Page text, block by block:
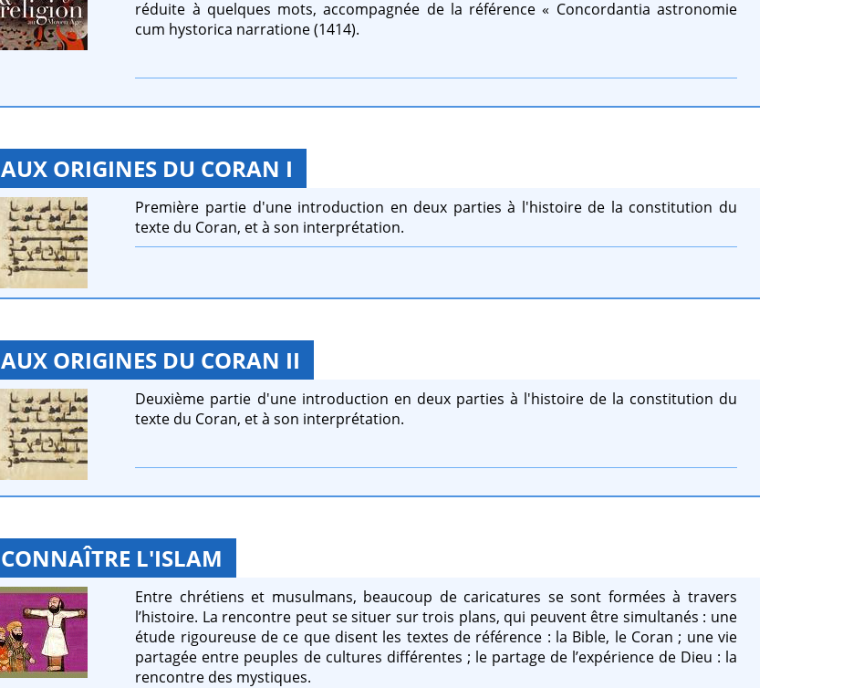
réduite à quelques mots, accompagnée de la référence « Concordantia astronomie
cum hystorica narratione (1414).
AUX ORIGINES DU CORAN I
Première partie d'une introduction en deux parties à l'histoire de la constitution du
texte du Coran, et à son interprétation.
AUX ORIGINES DU CORAN II
Deuxième partie d'une introduction en deux parties à l'histoire de la constitution du
texte du Coran, et à son interprétation.
CONNAÎTRE L'ISLAM
Entre chrétiens et musulmans, beaucoup de caricatures se sont formées à travers
l’histoire. La rencontre peut se situer sur trois plans, qui peuvent être simultanés : une
étude rigoureuse de ce que disent les textes de référence : la Bible, le Coran ; une vie
partagée entre peuples de cultures différentes ; le partage de l’expérience de Dieu : la
rencontre des mystiques.